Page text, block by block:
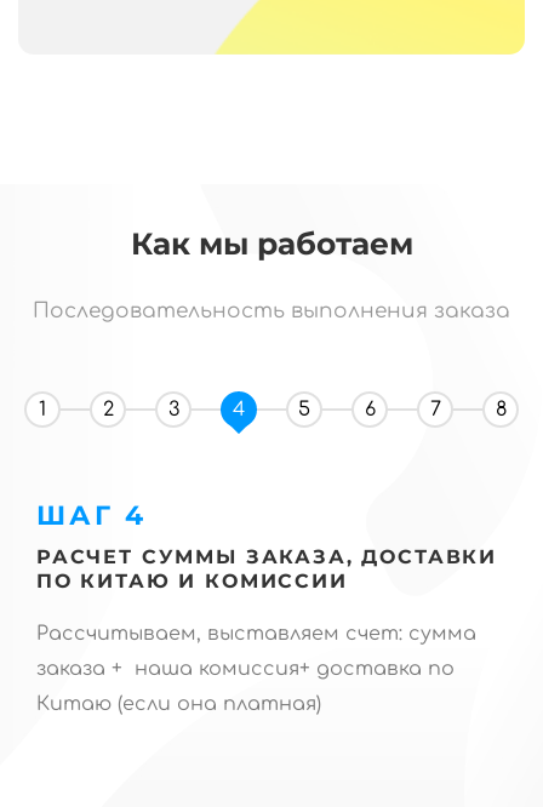
Как мы работаем
Последовательность выполнения заказа
1 2 3 4 5 6 7 8
ШАГ 4
РАСЧЕТ СУММЫ ЗАКАЗА, ДОСТАВКИ
ПО КИТАЮ И КОМИССИИ
Рассчитываем, выставляем счет: сумма
заказа + наша комиссия+ доставка по
Китаю (если она платная)